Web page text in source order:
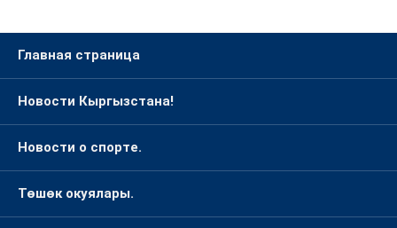
Главная страница
Новости Кыргызстана!
Новости о спорте.
Төшөк окуялары.